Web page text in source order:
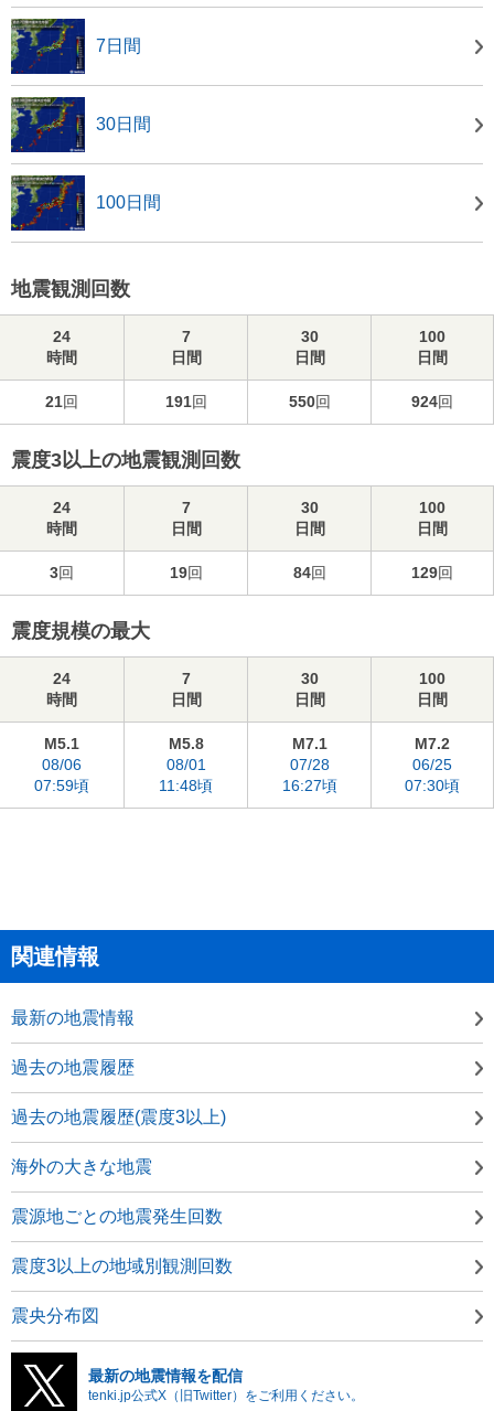
7日間
30日間
100日間
地震観測回数
24
時間
7
日間
30
日間
100
日間
21回 191回 550回 924回
震度3以上の地震観測回数
24
時間
7
日間
30
日間
100
日間
3回 19回 84回 129回
震度規模の最大
24
時間
7
日間
30
日間
100
日間
M5.1
08/06
07:59頃
M5.8
08/01
11:48頃
M7.1
07/28
16:27頃
M7.2
06/25
07:30頃
関連情報
最新の地震情報
過去の地震履歴
過去の地震履歴(震度3以上)
海外の大きな地震
震源地ごとの地震発生回数
震度3以上の地域別観測回数
震央分布図
最新の地震情報を配信
tenki.jp公式X（旧Twitter）をご利用ください。